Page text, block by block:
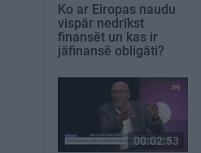
Ko ar Eiropas naudu
vispār nedrīkst
finansēt un kas ir
jāfinansē obligāti?
00:02:53